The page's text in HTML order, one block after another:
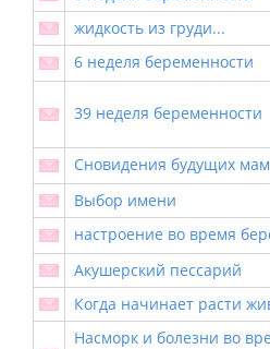
жидкость из груди...
6 неделя беременности
39 неделя беременности
Сновидения будущих мам
Выбор имени
настроение во время
Акушерский пессарий
Когда начинает расти
Насморк и болезни во